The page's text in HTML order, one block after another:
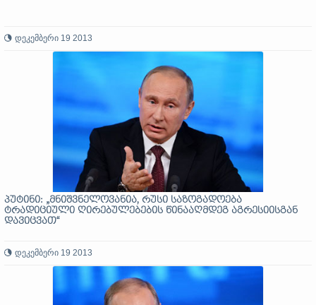
დეკემბერი 19 2013
პუტინი: „მნიშვნელოვანია, რუსი საზოგადოება
ტრადიციული ღირებულებების წინააღმდეგ აგრესიისგან
დავიცვათ“
დეკემბერი 19 2013